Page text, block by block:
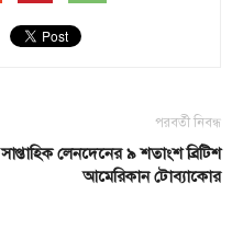
পরবর্তী নিবন্ধ
সাপ্তাহিক লেনদেনের ৯ শতাংশ ব্রিটিশ
আমেরিকান টোব্যাকোর